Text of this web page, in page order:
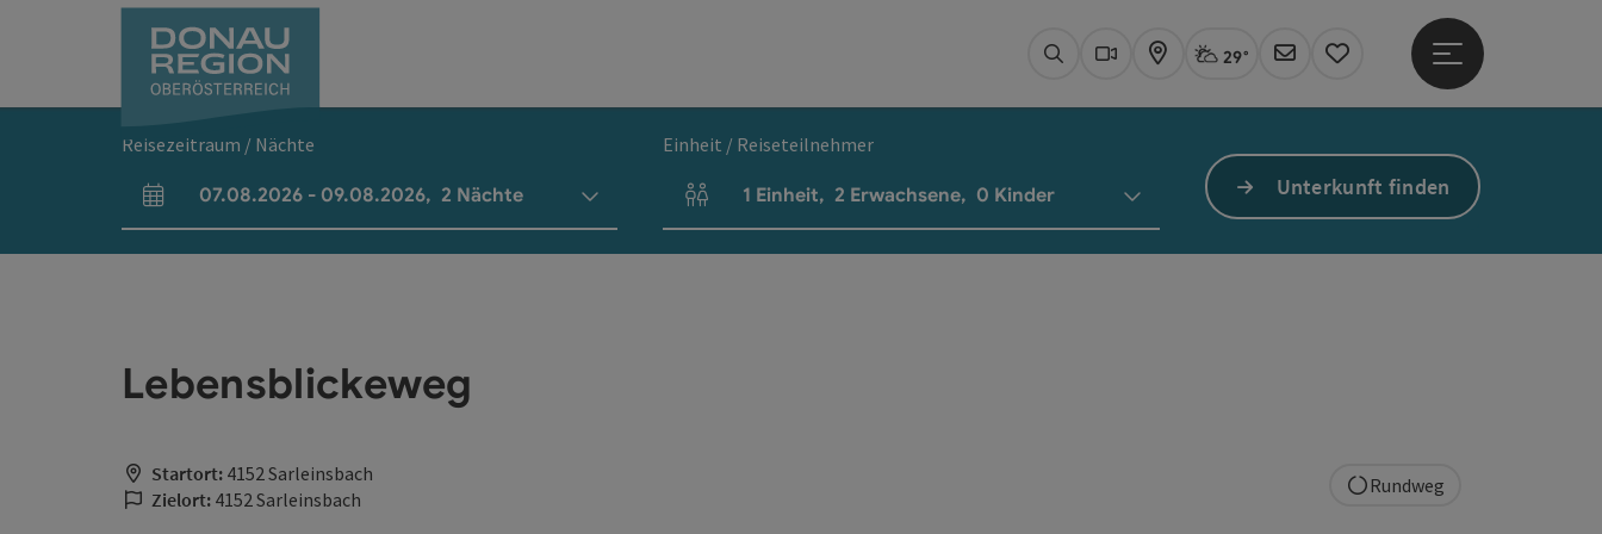
SuchenWebcams
KarteAktuelles Wetter Linz, stark bewölkt
29°
Newsletter
Merkzettel
Hauptmenü öffnen
Reisezeitraum / Nächte
An- und Abreisefelder
07.08.2026 - 09.08.2026, 2 Nächte
Einheit / Reiseteilnehmer
Einheitenanzahl und Personenfelder
1 Einheit, 2 Erwachsene, 0 Kinder Unterkunft finden
Lebensblickeweg
Startort: 4152 Sarleinsbach
Zielort: 4152 Sarleinsbach
Rundweg